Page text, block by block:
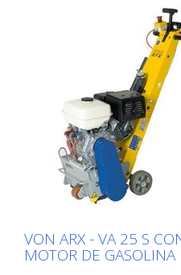
en superficies pequeñas y
interiores y exteriores. El
estar equipado con
listones. El tambor puede ser
en unos 2 minutos. Esto hace
200 sea la máquina ideal para
aplicaciones rápidas y
disponible como máquina de
eléctrica. La fresa lateral no
operada junto con el tambor
(sólo se aplica al motor de 1,5
probada como una fresadora
marcado para empresas de
VON ARX - VA 25 S
MOTOR DE